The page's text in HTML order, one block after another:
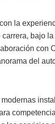
la
bajo
con
del